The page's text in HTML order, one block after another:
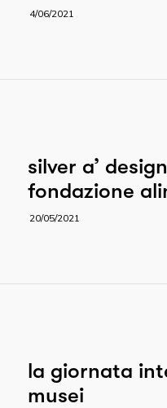
4/06/2021
silver a’
fondazione
20/05/2021
la giornata
musei